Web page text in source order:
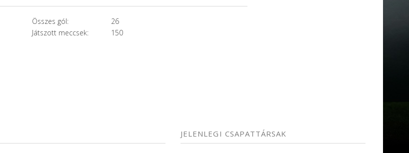
Összes gól:
26
Játszott meccsek:
150
JELENLEGI CSAPATTÁRSAK